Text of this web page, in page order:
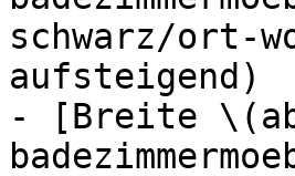
schwarz/ort-
aufsteigend)
- [Breite